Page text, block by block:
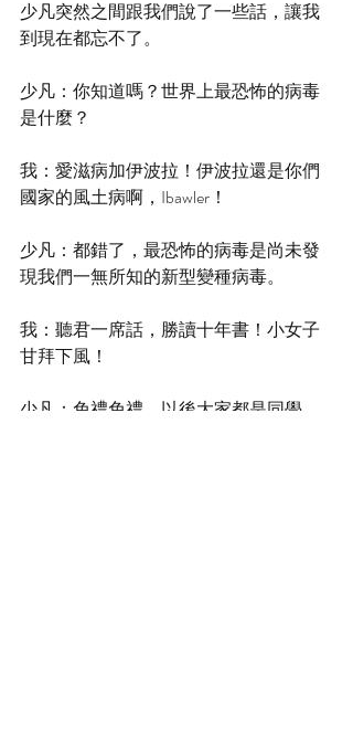
少凡突然之間跟我們說了一些話，讓我
到現在都忘不了。
少凡：你知道嗎？世界上最恐怖的病毒
是什麼？
我：愛滋病加伊波拉！伊波拉還是你們
國家的風土病啊，Ibawler！
少凡：都錯了，最恐怖的病毒是尚未發
現我們一無所知的新型變種病毒。
我：聽君一席話，勝讀十年書！小女子
甘拜下風！
少凡：免禮免禮，以後大家都是同學，